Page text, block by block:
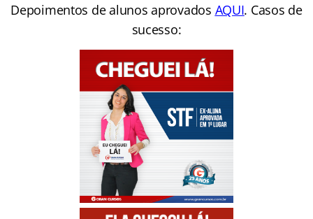
Depoimentos de alunos aprovados AQUI. Casos de
sucesso: